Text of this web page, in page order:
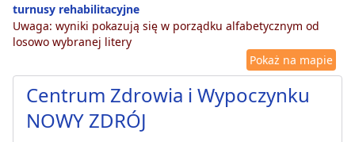
turnusy rehabilitacyjne
Uwaga: wyniki pokazują się w porządku alfabetycznym od
losowo wybranej litery
Pokaż na mapie
Centrum Zdrowia i Wypoczynku
NOWY ZDRÓJ